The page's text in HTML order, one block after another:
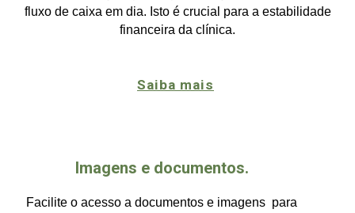
fluxo de caixa em dia. Isto é crucial para a estabilidade
financeira da clínica.
Saiba mais
Imagens e documentos.
Facilite o acesso a documentos e imagens para